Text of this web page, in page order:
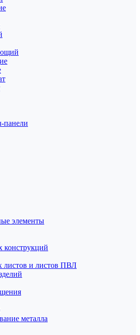
панели
элементы
листов и листов ПВЛ
металла